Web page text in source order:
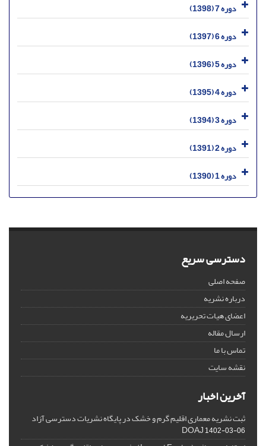
دوره 7 (1398)
دوره 6 (1397)
دوره 5 (1396)
دوره 4 (1395)
دوره 3 (1394)
دوره 2 (1391)
دوره 1 (1390)
دسترسی سریع
صفحه اصلی
درباره نشریه
اعضای هیات تحریریه
ارسال مقاله
تماس با ما
نقشه سایت
آخرین اخبار
ثبت نشریه معماری اقلیم گرم و خشک در پایگاه نشریات دسترسی آزاد
DOAJ1402-03-06